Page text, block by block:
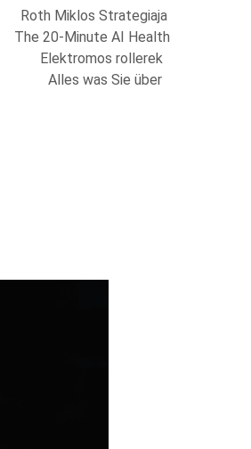
Roth Miklos Strategiaja
The 20-Minute AI Health
Elektromos rollerek
Alles was Sie über